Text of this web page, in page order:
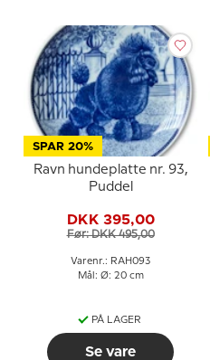
SPAR 20%
Ravn hundeplatte nr. 93,
Puddel
DKK 395,00
Før: DKK 495,00
Varenr.: RAH093
Mål: Ø: 20 cm
PÅ LAGER
Se vare